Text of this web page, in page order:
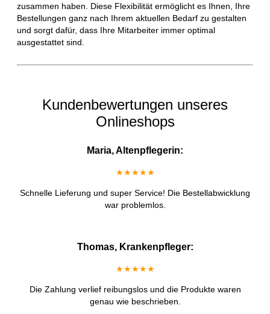
zusammen haben. Diese Flexibilität ermöglicht es Ihnen, Ihre
Bestellungen ganz nach Ihrem aktuellen Bedarf zu gestalten
und sorgt dafür, dass Ihre Mitarbeiter immer optimal
ausgestattet sind.
Kundenbewertungen unseres
Onlineshops
Maria, Altenpflegerin:
★★★★★
Schnelle Lieferung und super Service! Die Bestellabwicklung
war problemlos.
Thomas, Krankenpfleger:
★★★★★
Die Zahlung verlief reibungslos und die Produkte waren
genau wie beschrieben.